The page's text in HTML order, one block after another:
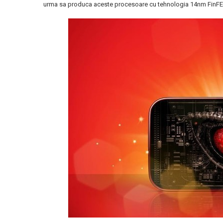
urma sa produca aceste procesoare cu tehnologia 14nm